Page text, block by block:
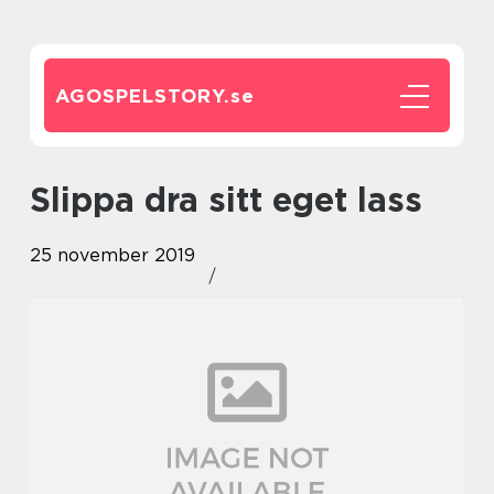
AGOSPELSTORY.se
Slippa dra sitt eget lass
25 november 2019